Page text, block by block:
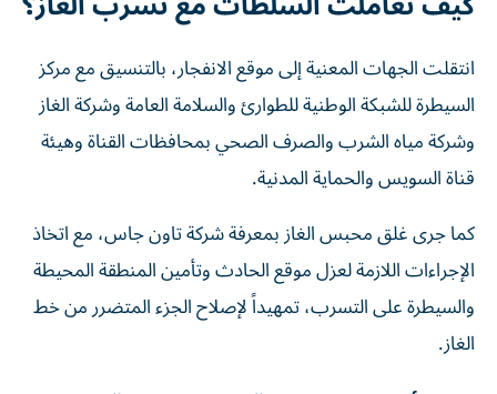
انتقلت الجهات المعنية إلى موقع الانفجار، بالتنسيق مع مركز
السيطرة للشبكة الوطنية للطوارئ والسلامة العامة وشركة الغاز
وشركة مياه الشرب والصرف الصحي بمحافظات القناة وهيئة
قناة السويس والحماية المدنية.
كما جرى غلق محبس الغاز بمعرفة شركة تاون جاس، مع اتخاذ
الإجراءات اللازمة لعزل موقع الحادث وتأمين المنطقة المحيطة
والسيطرة على التسرب، تمهيداً لإصلاح الجزء المتضرر من خط
الغاز.